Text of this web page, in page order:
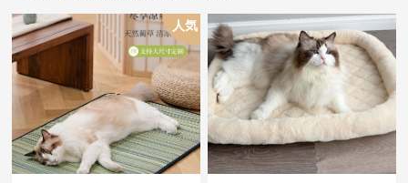
人気